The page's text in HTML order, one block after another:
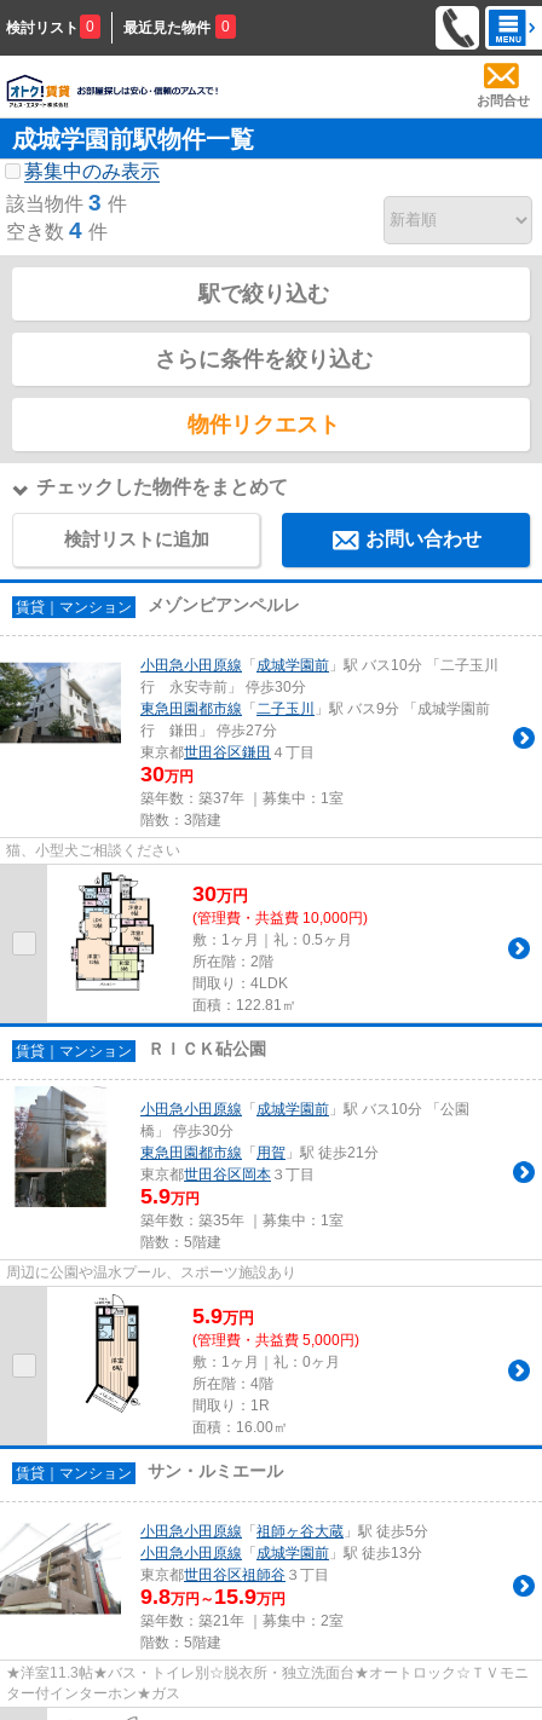
検討リスト 0 最近見た物件 0
お問合せ
成城学園前駅物件一覧
募集中のみ表示
該当物件 3 件
空き数 4 件
駅で絞り込む
さらに条件を絞り込む
物件リクエスト
チェックした物件をまとめて
検討リストに追加 お問い合わせ
賃貸｜マンション メゾンビアンペルレ
小田急小田原線 「 成城学園前 」駅 バス10分 「二子玉川
行 永安寺前」 停歩30分
東急田園都市線 「 二子玉川
」駅 バス9分 「成城学園前
行 鎌田」 停歩27分
東京都世田谷区鎌田 ４丁目
30万円
築年数：築37年 ｜募集中： 1室
階数：3階建
猫、小型犬ご相談ください
30万円
(管理費・共益費 10,000円)
敷：1ヶ月｜礼：0.5ヶ月
所在階：2階
間取り：4LDK
面積：122.81㎡
賃貸｜マンション ＲＩＣＫ砧公園
小田急小田原線 「 成城学園前 」駅 バス10分 「公園
橋」 停歩30分
東急田園都市線 「 用賀 」駅 徒歩21分
東京都世田谷区 岡本 ３丁目
5.9万円
築年数：築35年 ｜募集中： 1室
階数：5階建
周辺に公園や温水プール、スポーツ施設あり
5.9万円
(管理費・共益費 5,000円)
敷：1ヶ月｜礼：0ヶ月
所在階：4階
間取り：1R
面積：16.00㎡
賃貸｜マンション サン・ルミエール
小田急小田原線 「 祖師ヶ谷大蔵 」駅 徒歩5分
小田急小田原線 「 成城学園前 」駅 徒歩13分
東京都世田谷区祖師谷 ３丁目
9.8万円～ 15.9万円
築年数：築21年 ｜募集中： 2室
階数：5階建
★洋室11.3帖★バス・トイレ別☆脱衣所・独立洗面台★オートロック☆ＴＶモニ
ター付インターホン★ガス